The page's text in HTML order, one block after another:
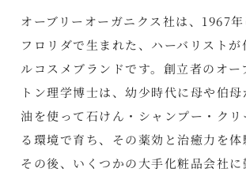
オーブリーオーガニクス社は、1967
フロリダで生まれた、ハーバリストが
ルコスメブランドです。創立者のオー
トン理学博士は、幼少時代に母や伯
油を使って石けん・シャンプー・ク
る環境で育ち、その薬効と治癒力を体
その後、いくつかの大手化粧品会社に